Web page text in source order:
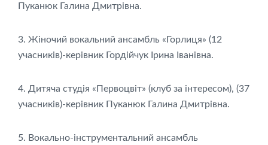
Пуканюк Галина Дмитрівна.
3. Жіночий вокальний ансамбль «Горлиця» (12
учасників)-керівник Гордійчук Ірина Іванівна.
4. Дитяча студія «Первоцвіт» (клуб за інтересом), (37
учасників)-керівник Пуканюк Галина Дмитрівна.
5. Вокально-інструментальний ансамбль